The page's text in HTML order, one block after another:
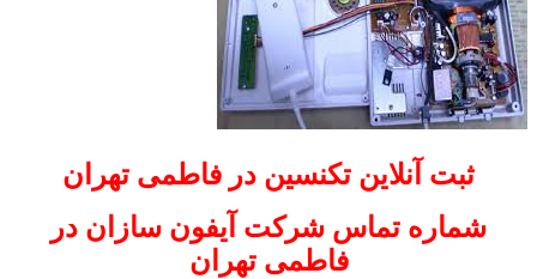
ثبت آنلاین تکنسین در فاطمی تهران
شماره تماس شرکت آیفون سازان در
فاطمی تهران